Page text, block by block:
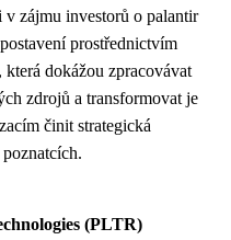
v zájmu investorů o palantir
prostřednictvím
dokážou zpracovávat
zdrojů a transformovat je
činit strategická
(PLTR)